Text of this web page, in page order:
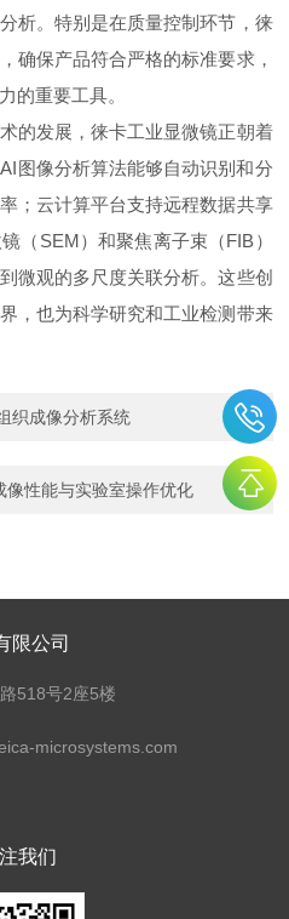
析。特别是在质量控制环节，徕
确保产品符合严格的标准要求，
的重要工具。
发展，徕卡工业显微镜正朝着
图像分析算法能够自动识别和分
；云计算平台支持远程数据共享
（SEM）和聚焦离子束（FIB）
微观的多尺度关联分析。这些创
，也为科学研究和工业检测带来
织成像分析系统
像性能与实验室操作优化
限公司
518号2座5楼
microsystems.com
我们